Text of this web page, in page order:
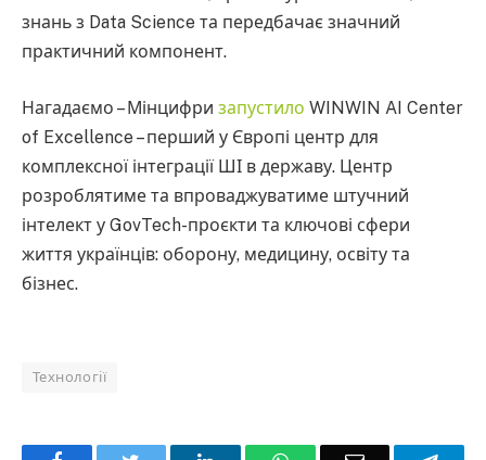
знань з Data Science та передбачає значний
практичний компонент.
Нагадаємо – Мінцифри запустило WINWIN AI Center
of Excellence – перший у Європі центр для
комплексної інтеграції ШІ в державу. Центр
розроблятиме та впроваджуватиме штучний
інтелект у GovTech-проєкти та ключові сфери
життя українців: оборону, медицину, освіту та
бізнес.
Технології